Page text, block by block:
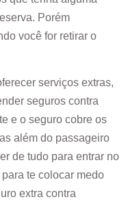
Porém
você for retirar o
serviços extras,
seguros contra
e o seguro cobre os
além do passageiro
de tudo para entrar no
te colocar medo
extra contra